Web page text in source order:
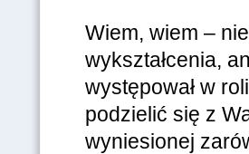
Wiem, wiem –
wykształcenia,
występował w
podzielić się z
wyniesionej